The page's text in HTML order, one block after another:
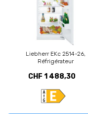
Liebherr EKc 2514-26,
Réfrigérateur
CHF 1 488,30